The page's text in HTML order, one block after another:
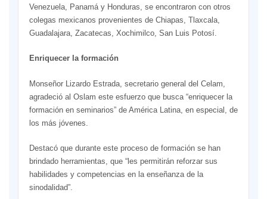
Venezuela, Panamá y Honduras, se encontraron con otros
colegas mexicanos provenientes de Chiapas, Tlaxcala,
Guadalajara, Zacatecas, Xochimilco, San Luis Potosí.
Enriquecer la formación
Monseñor Lizardo Estrada, secretario general del Celam,
agradeció al Oslam este esfuerzo que busca “enriquecer la
formación en seminarios” de América Latina, en especial, de
los más jóvenes.
Destacó que durante este proceso de formación se han
brindado herramientas, que “les permitirán reforzar sus
habilidades y competencias en la enseñanza de la
sinodalidad”.